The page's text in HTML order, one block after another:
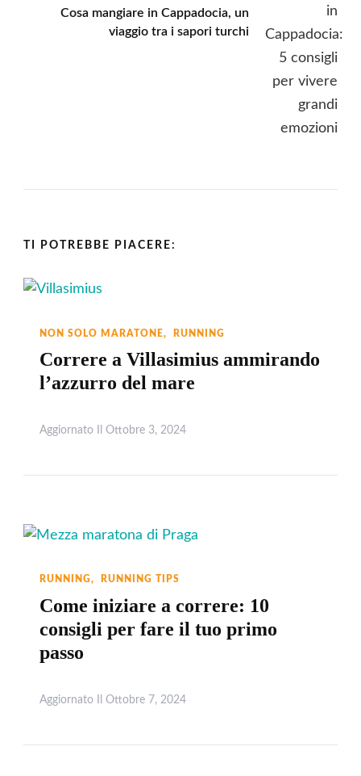
Cosa mangiare in Cappadocia, un
viaggio tra i sapori turchi
TI POTREBBE PIACERE:
NON SOLO MARATONE RUNNING
Correre a Villasimius ammirando
l’azzurro del mare
Aggiornato Il Ottobre 3, 2024
RUNNING RUNNING TIPS
Come iniziare a correre: 10
consigli per fare il tuo primo
passo
Aggiornato Il Ottobre 7, 2024